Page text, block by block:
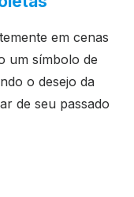
em cenas
um símbolo de
o desejo da
de seu passado